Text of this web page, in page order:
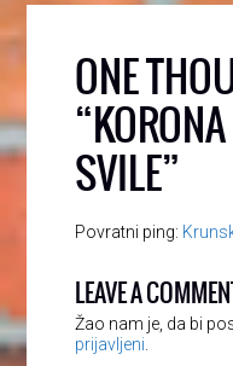
ONE
“
SVILE”
Povratni ping:
LEAVE A
Žao nam je, da bi
prijavljeni